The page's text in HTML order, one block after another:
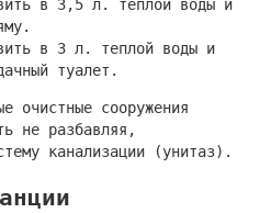
в 3,5 л. теплой воды и
в 3 л. теплой воды и
туалет.
очистные сооружения
не разбавляя,
канализации (унитаз).